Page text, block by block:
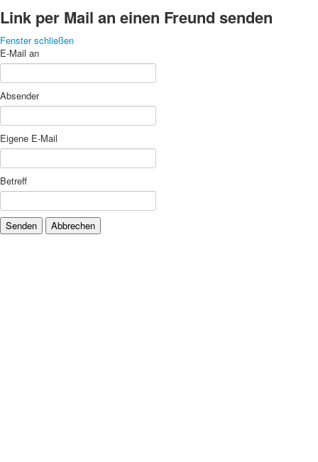
Link per Mail an einen Freund senden
Fenster schließen
E-Mail an
Absender
Eigene E-Mail
Betreff
Senden Abbrechen